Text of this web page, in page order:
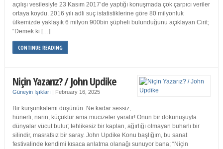
açılışı vesilesiyle 23 Kasım 2017’de yaptığı konuşmada çok çarpıcı veriler
ortaya koydu. 2016 yılı adli suç istatistiklerine göre 80 milyonluk
ülkemizde yaklaşık 6 milyon 900bin şüpheli bulunduğunu açıklayan Cirit;
“Demek ki […]
CONTINUE READING
Niçin Yazarız? / John Updike
Güneyin Işıkları | February 16, 2025
Bir kurşunkalemi düşünün. Ne kadar sessiz,
hünerli, narin, küçüktür ama mucizeler yaratır! Onun bir dokunuşuyla
dünyalar vücut bulur; tehlikesiz bir kaplan, ağırlığı olmayan buharlı bir
silindir, masrafsız bir saray. John Updike Konu başlığım, bu sanat
festivalinde kendimi kısaca anlatma olanağı sunuyor bana; “Niçin